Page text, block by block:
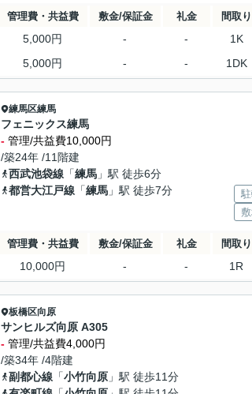
管理費・共益費 敷金/保証金 礼金 間取り
5,000円 - - 1K
5,000円 - - 1DK
練馬区練馬
フェニックス練馬
- 管理/共益費10,000円
/築24年 /11階建
西武池袋線 「練馬 」駅 徒歩6分
都営大江戸線 「練馬 」駅 徒歩7分
管理費・共益費 敷金/保証金 礼金 間取り
10,000円 - - 1R
板橋区向原
サンヒルズ向原 A305
- 管理/共益費4,000円
/築34年 /4階建
副都心線 「小竹向原 」駅 徒歩11分